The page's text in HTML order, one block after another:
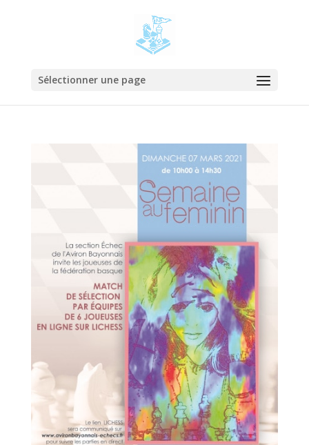
Sélectionner une page